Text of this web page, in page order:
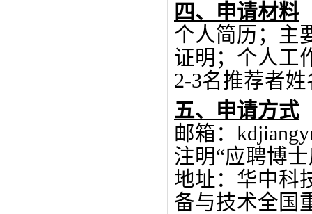
四、申请材料
个人简历；主
证明；个人工
2-3名推荐者
五、申请方式
邮箱：
注明“应聘博
地址：华中科
备与技术全国